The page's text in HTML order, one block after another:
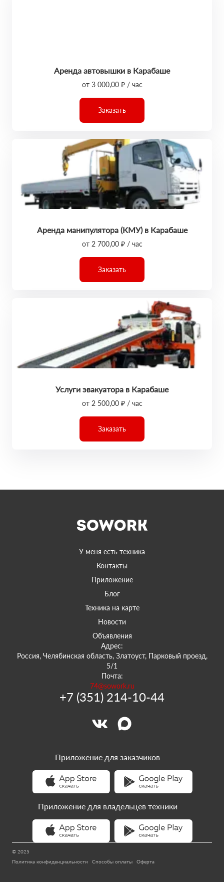
Аренда автовышки в Карабаше
от 3 000,00 ₽ / час
Заказать
Аренда манипулятора (КМУ) в Карабаше
от 2 700,00 ₽ / час
Заказать
Услуги эвакуатора в Карабаше
от 2 500,00 ₽ / час
Заказать
У меня есть техника
Контакты
Приложение
Блог
Техника на карте
Новости
Объявления
Адрес:
Россия, Челябинская область, Златоуст, Парковый проезд,
5/1
Почта:
74@sowork.ru
+7 (351) 214-10-44
© 2025
Политика конфиденциальности
Способы оплаты Оферта
Приложение для заказчиков
Приложение для владельцев техники